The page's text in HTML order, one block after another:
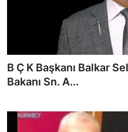
B Ç K Başkanı Balkar
Bakanı Sn. A...